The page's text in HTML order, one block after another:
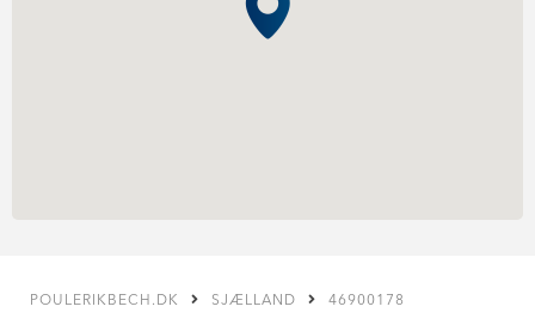
POULERIKBECH.DK SJÆLLAND 46900178